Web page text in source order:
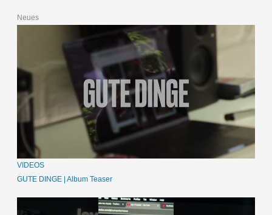
Neues
VIDEOS
GUTE DINGE | Album Teaser